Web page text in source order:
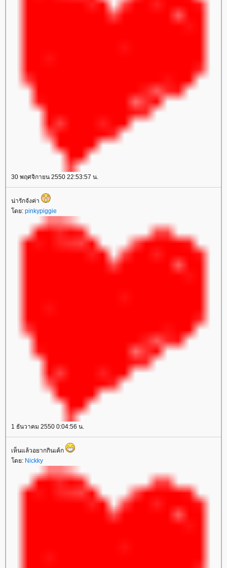
30 พฤศจิกายน 2550 22:53:57 น.
น่ารักจังค่า
ดย: pinkypiggie
1 ธันวาคม 2550 0:04:56 น.
เห็นแล้วอยากกินเค้ก
ดย: Nickky